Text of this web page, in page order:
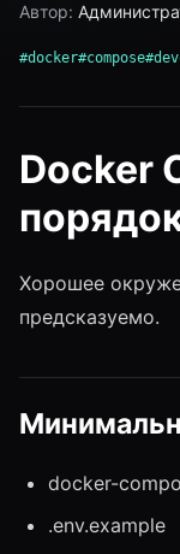
Автор:
#docker#compose
Docker
Хорошее
предсказуемо.
docker-
.env.example